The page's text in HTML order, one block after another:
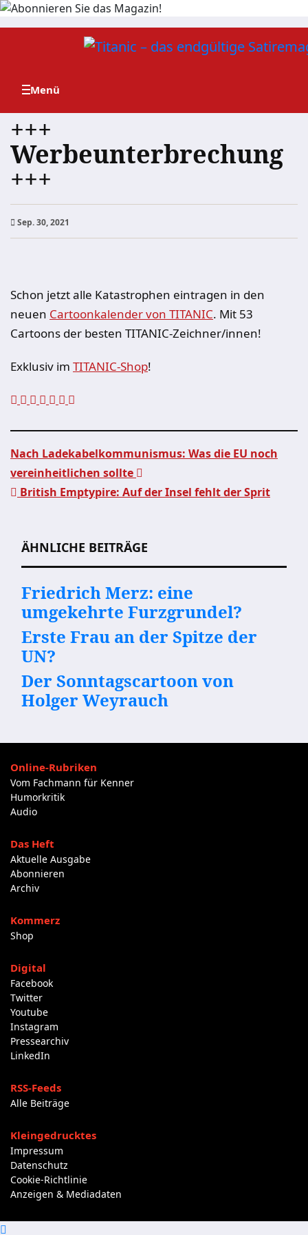
Zum
+++
Werbeunterbrechung
+++
Sep. 30, 2021
Schon jetzt alle Katastrophen eintragen in den
neuen Cartoonkalender von TITANIC. Mit 53
Cartoons der besten TITANIC-Zeichner/innen!
Exklusiv im TITANIC-Shop!
Beitragsnavigation
Nach Ladekabelkommunismus: Was die EU noch
vereinheitlichen sollte
British Emptypire: Auf der Insel fehlt der Sprit
ÄHNLICHE BEITRÄGE
Friedrich Merz: eine
umgekehrte Furzgrundel?
Erste Frau an der Spitze der
UN?
Der Sonntagscartoon von
Holger Weyrauch
Online-Rubriken
Vom Fachmann für Kenner
Humorkritik
Audio
Das Heft
Aktuelle Ausgabe
Abonnieren
Archiv
Kommerz
Shop
Digital
Facebook
Twitter
Youtube
Instagram
Pressearchiv
LinkedIn
RSS-Feeds
Alle Beiträge
Kleingedrucktes
Impressum
Datenschutz
Cookie-Richtlinie
Anzeigen & Mediadaten